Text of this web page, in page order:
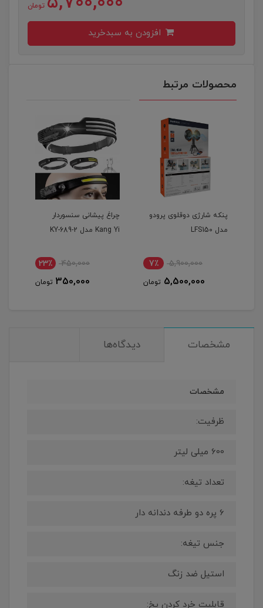
تومان
محصولات مرتبط
پنکه شارژی دوقلوی پرودو
مدل LFS150
5,900,000 7٪
5,500,000 تومان
چراغ پیشانی سنسوردار
Kang Yi مدل KY-689-2
450,000 23٪
350,000 تومان
مشخصات دیدگاه‌ها
مشخصات
ظرفیت:
600 میلی لیتر
تعداد تیغه:
6 پره دو طرفه دندانه دار
جنس تیغه:
استیل ضد زنگ
قابلیت خرد کردن یخ: